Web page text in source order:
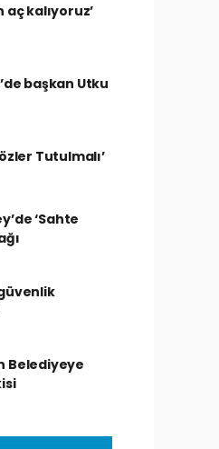
aç kalıyoruz’
başkan Utku
Tutulmalı’
‘Sahte
Belediyeye